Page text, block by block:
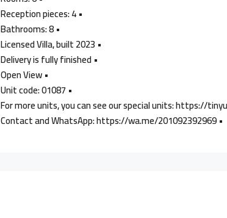
• Reception pieces: 4
• Bathrooms: 8
• Licensed Villa, built 2023
• Delivery is fully finished
• Open View
• Unit code: 01087
• Contact and WhatsApp: https://wa.me/201092392969